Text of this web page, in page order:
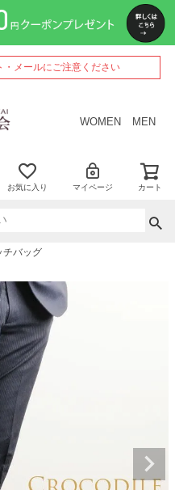
メールにご注意ください
WOMEN MEN
お気に入り マイページ カート
チバッグ
ペー
ジト
ップ
へ